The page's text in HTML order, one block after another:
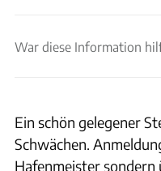
War diese Information
Ein schön gelegener
Schwächen.
Hafenmeister sondern